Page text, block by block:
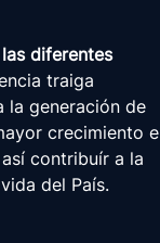
diferentes
traiga
la generación de
crecimiento e
contribuír a la
del País.